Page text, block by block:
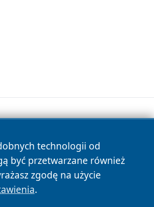
technologii od
być przetwarzane również
zgodę na użycie
.